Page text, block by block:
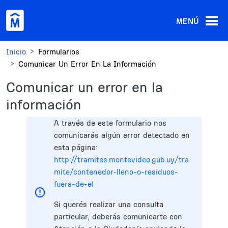
MENÚ
Inicio
Formularios
Comunicar Un Error En La Información
Comunicar un error en la
información
A través de este formulario nos
comunicarás algún error detectado en
esta página:
http://tramites.montevideo.gub.uy/tra
mite/contenedor-lleno-o-residuos-
fuera-de-el
Si querés realizar una consulta
particular, deberás comunicarte con